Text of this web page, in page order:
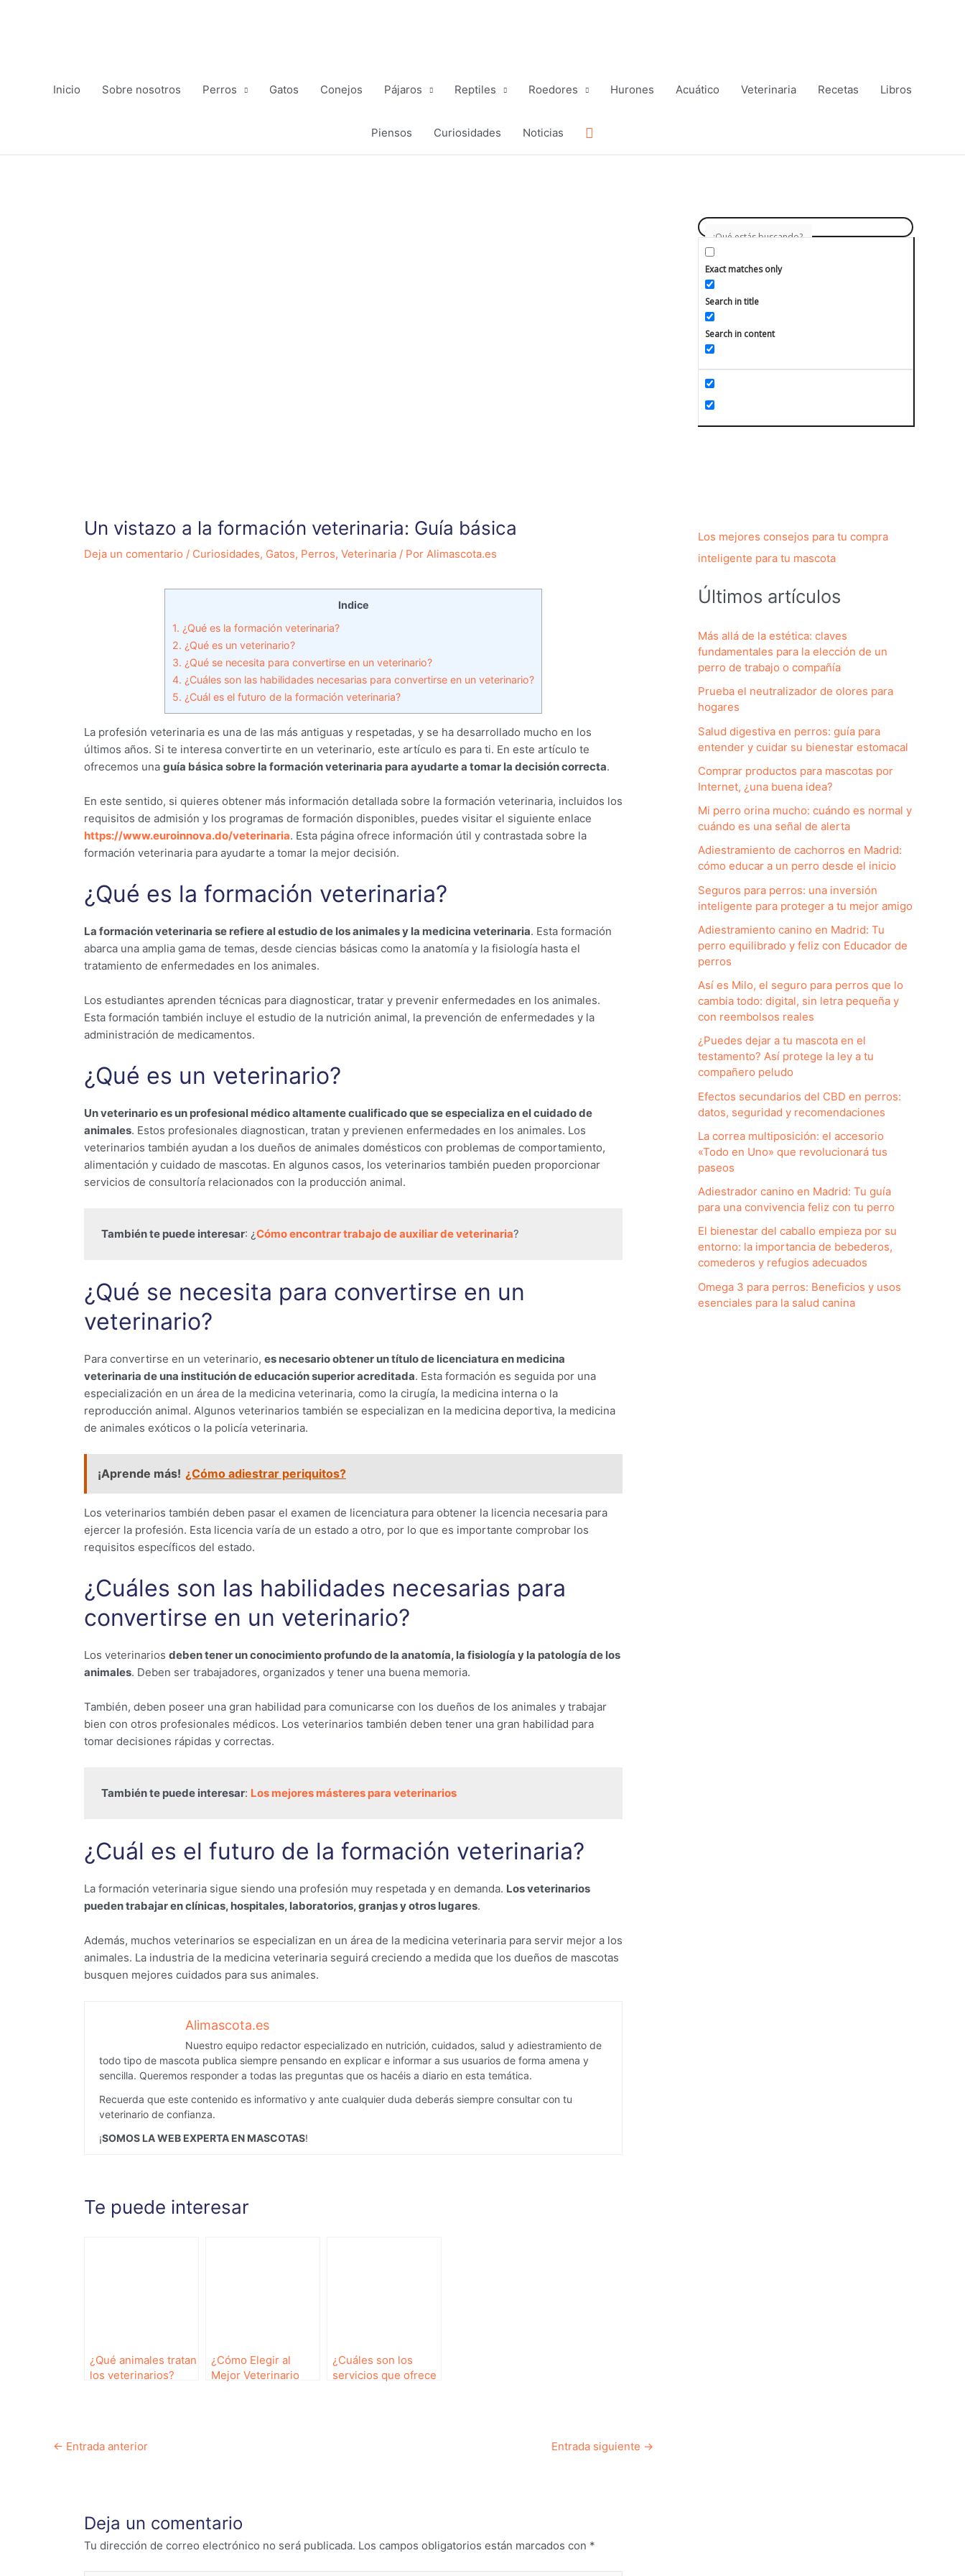
Inicio Sobre nosotros Perros Gatos Conejos Pájaros Reptiles Roedores Hurones Acuático Veterinaria Recetas Libros
Piensos Curiosidades Noticias Buscar
Un vistazo a la formación veterinaria: Guía básica
Deja un comentario / Curiosidades, Gatos, Perros, Veterinaria / Por Alimascota.es
Indice
1. ¿Qué es la formación veterinaria?
2. ¿Qué es un veterinario?
3. ¿Qué se necesita para convertirse en un veterinario?
4. ¿Cuáles son las habilidades necesarias para convertirse en un veterinario?
5. ¿Cuál es el futuro de la formación veterinaria?
La profesión veterinaria es una de las más antiguas y respetadas, y se ha desarrollado mucho en los
últimos años. Si te interesa convertirte en un veterinario, este artículo es para ti. En este artículo te
ofrecemos una guía básica sobre la formación veterinaria para ayudarte a tomar la decisión correcta.
En este sentido, si quieres obtener más información detallada sobre la formación veterinaria, incluidos los
requisitos de admisión y los programas de formación disponibles, puedes visitar el siguiente enlace
https://www.euroinnova.do/veterinaria. Esta página ofrece información útil y contrastada sobre la
formación veterinaria para ayudarte a tomar la mejor decisión.
¿Qué es la formación veterinaria?
La formación veterinaria se refiere al estudio de los animales y la medicina veterinaria. Esta formación
abarca una amplia gama de temas, desde ciencias básicas como la anatomía y la fisiología hasta el
tratamiento de enfermedades en los animales.
Los estudiantes aprenden técnicas para diagnosticar, tratar y prevenir enfermedades en los animales.
Esta formación también incluye el estudio de la nutrición animal, la prevención de enfermedades y la
administración de medicamentos.
¿Qué es un veterinario?
Un veterinario es un profesional médico altamente cualificado que se especializa en el cuidado de
animales. Estos profesionales diagnostican, tratan y previenen enfermedades en los animales. Los
veterinarios también ayudan a los dueños de animales domésticos con problemas de comportamiento,
alimentación y cuidado de mascotas. En algunos casos, los veterinarios también pueden proporcionar
servicios de consultoría relacionados con la producción animal.
También te puede interesar: ¿Cómo encontrar trabajo de auxiliar de veterinaria?
¿Qué se necesita para convertirse en un
veterinario?
Para convertirse en un veterinario, es necesario obtener un título de licenciatura en medicina
veterinaria de una institución de educación superior acreditada. Esta formación es seguida por una
especialización en un área de la medicina veterinaria, como la cirugía, la medicina interna o la
reproducción animal. Algunos veterinarios también se especializan en la medicina deportiva, la medicina
de animales exóticos o la policía veterinaria.
¡Aprende más! ¿Cómo adiestrar periquitos?
Los veterinarios también deben pasar el examen de licenciatura para obtener la licencia necesaria para
ejercer la profesión. Esta licencia varía de un estado a otro, por lo que es importante comprobar los
requisitos específicos del estado.
¿Cuáles son las habilidades necesarias para
convertirse en un veterinario?
Los veterinarios deben tener un conocimiento profundo de la anatomía, la fisiología y la patología de los
animales. Deben ser trabajadores, organizados y tener una buena memoria.
También, deben poseer una gran habilidad para comunicarse con los dueños de los animales y trabajar
bien con otros profesionales médicos. Los veterinarios también deben tener una gran habilidad para
tomar decisiones rápidas y correctas.
También te puede interesar: Los mejores másteres para veterinarios
¿Cuál es el futuro de la formación veterinaria?
La formación veterinaria sigue siendo una profesión muy respetada y en demanda. Los veterinarios
pueden trabajar en clínicas, hospitales, laboratorios, granjas y otros lugares.
Además, muchos veterinarios se especializan en un área de la medicina veterinaria para servir mejor a los
animales. La industria de la medicina veterinaria seguirá creciendo a medida que los dueños de mascotas
busquen mejores cuidados para sus animales.
Alimascota.es
Nuestro equipo redactor especializado en nutrición, cuidados, salud y adiestramiento de
todo tipo de mascota publica siempre pensando en explicar e informar a sus usuarios de forma amena y
sencilla. Queremos responder a todas las preguntas que os hacéis a diario en esta temática.
Recuerda que este contenido es informativo y ante cualquier duda deberás siempre consultar con tu
veterinario de confianza.
¡SOMOS LA WEB EXPERTA EN MASCOTAS!
Te puede interesar
¿Qué animales tratan
los veterinarios?
¿Cómo Elegir al
Mejor Veterinario
¿Cuáles son los
servicios que ofrece
Navegación
← Entrada anterior Entrada siguiente →
Deja un comentario
Tu dirección de correo electrónico no será publicada. Los campos obligatorios están marcados con *
Exact matches only
Search in title
Search in content
Los mejores consejos para tu compra
inteligente para tu mascota
Últimos artículos
Más allá de la estética: claves
fundamentales para la elección de un
perro de trabajo o compañía
Prueba el neutralizador de olores para
hogares
Salud digestiva en perros: guía para
entender y cuidar su bienestar estomacal
Comprar productos para mascotas por
Internet, ¿una buena idea?
Mi perro orina mucho: cuándo es normal y
cuándo es una señal de alerta
Adiestramiento de cachorros en Madrid:
cómo educar a un perro desde el inicio
Seguros para perros: una inversión
inteligente para proteger a tu mejor amigo
Adiestramiento canino en Madrid: Tu
perro equilibrado y feliz con Educador de
perros
Así es Milo, el seguro para perros que lo
cambia todo: digital, sin letra pequeña y
con reembolsos reales
¿Puedes dejar a tu mascota en el
testamento? Así protege la ley a tu
compañero peludo
Efectos secundarios del CBD en perros:
datos, seguridad y recomendaciones
La correa multiposición: el accesorio
«Todo en Uno» que revolucionará tus
paseos
Adiestrador canino en Madrid: Tu guía
para una convivencia feliz con tu perro
El bienestar del caballo empieza por su
entorno: la importancia de bebederos,
comederos y refugios adecuados
Omega 3 para perros: Beneficios y usos
esenciales para la salud canina